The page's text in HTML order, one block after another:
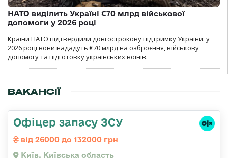
НАТО виділить Україні €70 млрд військової
допомоги у 2026 році
Країни НАТО підтвердили довгострокову підтримку України: у
2026 році вони нададуть €70 млрд на озброєння, військову
допомогу та підготовку українських воїнів.
ВАКАНСІЇ
Офіцер запасу ЗСУ
від 26000 до 132000 грн
Київ, Київська область